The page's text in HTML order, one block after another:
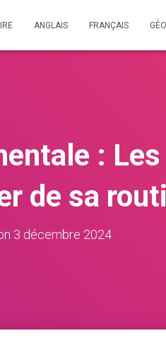
ANGLAIS FRANÇAIS
:
de sa
3 décembre 2024